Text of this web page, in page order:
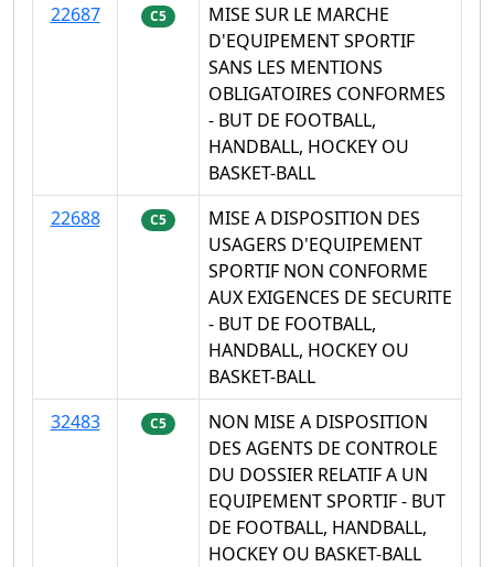
22687
C5
MISE SUR LE MARCHE
D'EQUIPEMENT SPORTIF
SANS LES MENTIONS
OBLIGATOIRES CONFORMES
- BUT DE FOOTBALL,
HANDBALL, HOCKEY OU
BASKET-BALL
22688
C5
MISE A DISPOSITION DES
USAGERS D'EQUIPEMENT
SPORTIF NON CONFORME
AUX EXIGENCES DE SECURITE
- BUT DE FOOTBALL,
HANDBALL, HOCKEY OU
BASKET-BALL
32483
C5
NON MISE A DISPOSITION
DES AGENTS DE CONTROLE
DU DOSSIER RELATIF A UN
EQUIPEMENT SPORTIF - BUT
DE FOOTBALL, HANDBALL,
HOCKEY OU BASKET-BALL